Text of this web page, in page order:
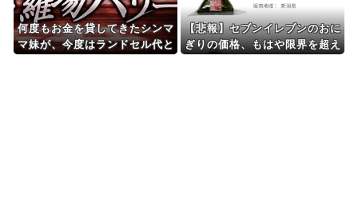
何度もお金を貸してきたシンマ
マ妹が、今度はランドセル代と
【悲報】セブンイレブンのおに
ぎりの価格、もはや限界を超え